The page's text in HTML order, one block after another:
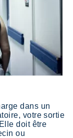
dans un
votre sortie
doit être
ou